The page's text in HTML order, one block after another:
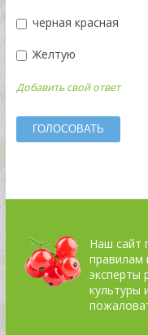
черная красная
Желтую
Добавить свой ответ
Наш сайт
правилам
эксперты
культуры